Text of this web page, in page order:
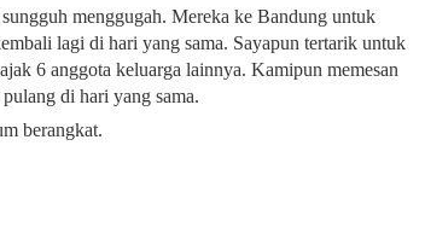
menggugah. Mereka ke Bandung untuk
lagi di hari yang sama. Sayapun tertarik untuk
6 anggota keluarga lainnya. Kamipun memesan
di hari yang sama.
berangkat.